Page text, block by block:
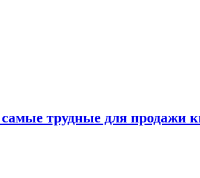
трудные для продажи